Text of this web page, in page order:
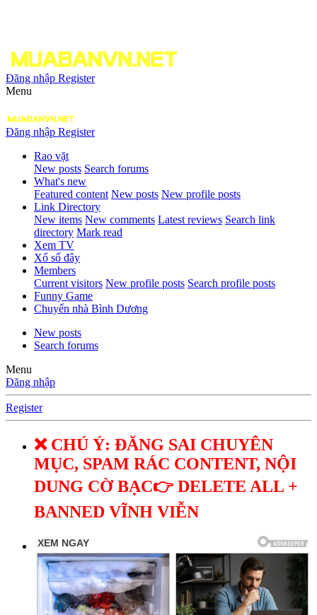
Đăng nhập Register
Menu
Đăng nhập Register
Rao vặt
New posts Search forums
What's new
Featured content New posts New profile posts
Link Directory
New items New comments Latest reviews Search link
directory Mark read
Xem TV
Xổ số đây
Members
Current visitors New profile posts Search profile posts
Funny Game
Chuyển nhà Bình Dương
New posts
Search forums
Menu
Đăng nhập
Register
❌ CHÚ Ý: ĐĂNG SAI CHUYÊN
MỤC, SPAM RÁC CONTENT, NỘI
DUNG CỜ BẠC👉 DELETE ALL +
BANNED VĨNH VIỄN